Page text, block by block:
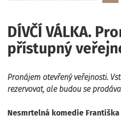
DÍVČÍ VÁLKA.
přístupný
Pronájem otevřený veřejnosti.
rezervovat, ale budou se
Nesmrtelná komedie Františka